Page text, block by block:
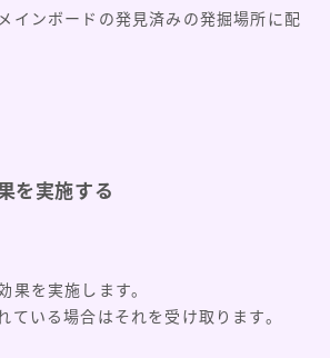
インボードの発見済みの発掘場所に配
を実施する
果を実施します。
ている場合はそれを受け取ります。